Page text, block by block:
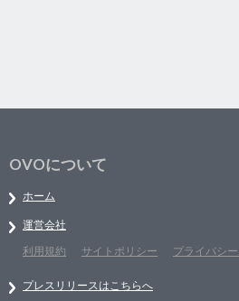
OVOについて
ホーム
運営会社
利用規約
サイトポリシー プライバシ
プレスリリースはこちらへ